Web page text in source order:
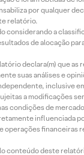
por qualquer
relatório.
considerando a
de alocação
declara(m) que as
suas análises e
inclusive
a modificações
condições de
influenciada
operações financeiras
conteúdo deste